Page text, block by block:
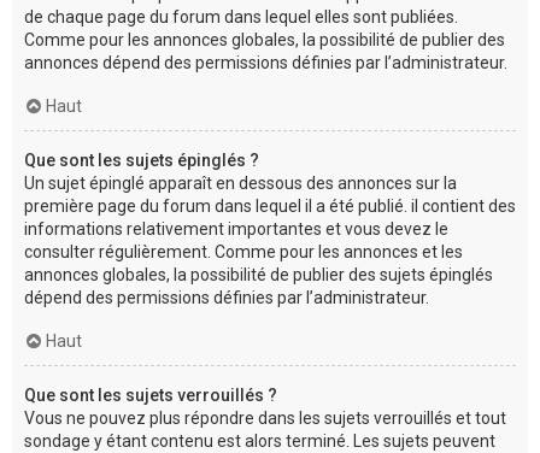
de chaque page du forum dans lequel elles sont publiées.
Comme pour les annonces globales, la possibilité de publier des
annonces dépend des permissions définies par l’administrateur.
Haut
Que sont les sujets épinglés ?
Un sujet épinglé apparaît en dessous des annonces sur la
première page du forum dans lequel il a été publié. il contient des
informations relativement importantes et vous devez le
consulter régulièrement. Comme pour les annonces et les
annonces globales, la possibilité de publier des sujets épinglés
dépend des permissions définies par l’administrateur.
Haut
Que sont les sujets verrouillés ?
Vous ne pouvez plus répondre dans les sujets verrouillés et tout
sondage y étant contenu est alors terminé. Les sujets peuvent